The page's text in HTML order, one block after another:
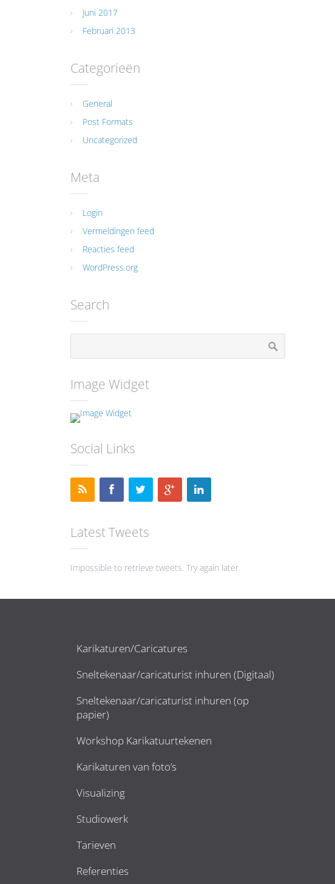
Juni 2017
Februari 2013
Categorieën
General
Post Formats
Uncategorized
Meta
Login
Vermeldingen feed
Reacties feed
WordPress.org
Search
Image Widget
Social Links
Latest Tweets
Impossible to retrieve tweets. Try again later.
Karikaturen/Caricatures
Sneltekenaar/caricaturist inhuren (Digitaal)
Sneltekenaar/caricaturist inhuren (op
papier)
Workshop Karikatuurtekenen
Karikaturen van foto’s
Visualizing
Studiowerk
Tarieven
Referenties